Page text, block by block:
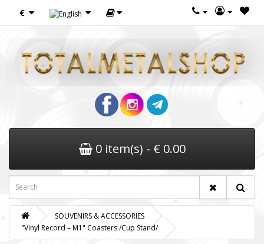
€
0 item(s) - € 0.00
SOUVENIRS & ACCESSORIES
"Vinyl Record – M1" Coasters /Cup Stand/